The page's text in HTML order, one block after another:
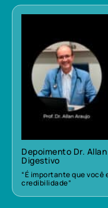
Depoimento Dr.
Digestivo
“É importante que você
credibilidade”